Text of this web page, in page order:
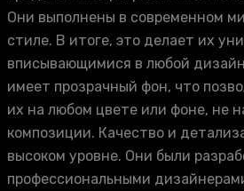
Они выполнены в современном
стиле. В итоге, это делает их
вписывающимися в любой
имеет прозрачный фон, что
их на любом цвете или фоне, не
композиции. Качество и
высоком уровне. Они были
профессиональными